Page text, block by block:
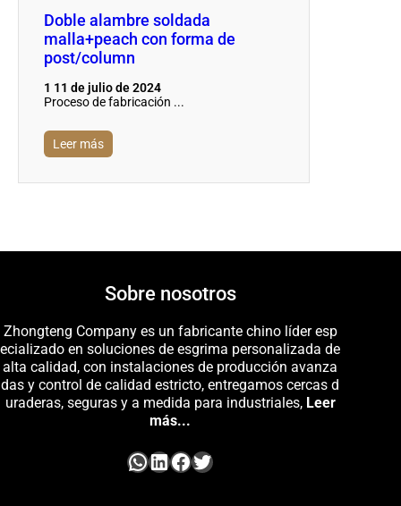
Doble alambre soldada
malla+peach con forma de
post/column
1 11 de julio de 2024
Proceso de fabricación ...
Leer más
Sobre nosotros
Zhongteng Company es un fabricante chino líder esp
ecializado en soluciones de esgrima personalizada de
alta calidad, con instalaciones de producción avanza
das y control de calidad estricto, entregamos cercas d
uraderas, seguras y a medida para industriales, Leer
más...